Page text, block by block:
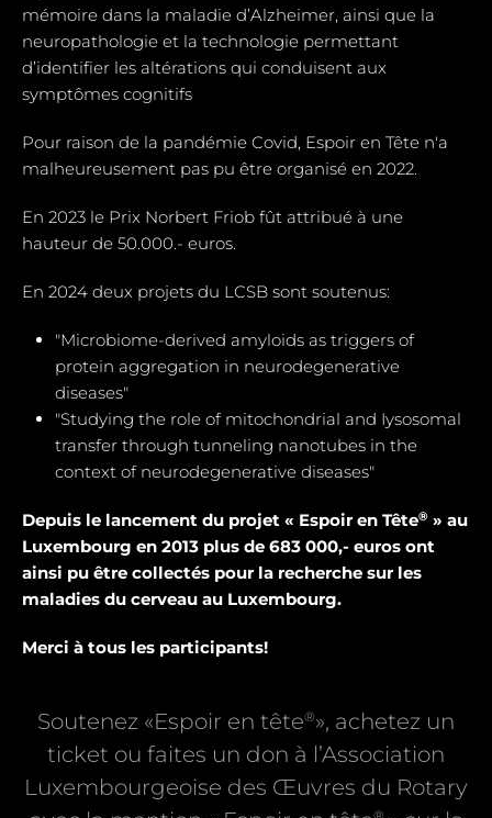
mémoire dans la maladie d’Alzheimer, ainsi que la
neuropathologie et la technologie permettant
d’identifier les altérations qui conduisent aux
symptômes cognitifs
Pour raison de la pandémie Covid, Espoir en Tête n'a
malheureusement pas pu être organisé en 2022.
En 2023 le Prix Norbert Friob fût attribué à une
hauteur de 50.000.- euros.
En 2024 deux projets du LCSB sont soutenus:
"Microbiome-derived amyloids as triggers of
protein aggregation in neurodegenerative
diseases"
"Studying the role of mitochondrial and Iysosomal
transfer through tunneling nanotubes in the
context of neurodegenerative diseases"
Depuis le lancement du projet « Espoir en Tête® » au
Luxembourg en 2013 plus de 683 000,- euros ont
ainsi pu être collectés pour la recherche sur les
maladies du cerveau au Luxembourg.
Merci à tous les participants!
Soutenez «Espoir en tête®», achetez un
ticket ou faites un don à l’Association
Luxembourgeoise des Œuvres du Rotary